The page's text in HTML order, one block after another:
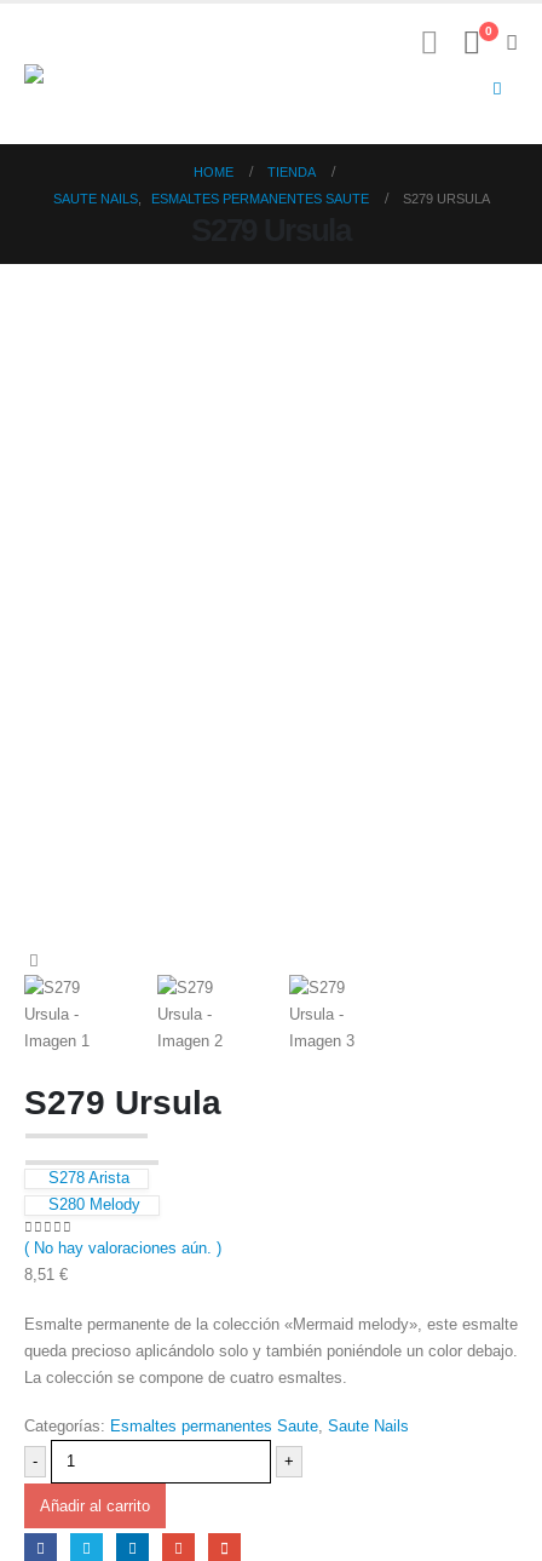
0
HOME
TIENDA
SAUTE NAILS, ESMALTES PERMANENTES SAUTE S279 URSULA
S279 Ursula
S278 Arista
S280 Melody
0 out of 5
( No hay valoraciones aún. )
8,51 €
Esmalte permanente de la colección «Mermaid melody», este esmalte
queda precioso aplicándolo solo y también poniéndole un color debajo.
La colección se compone de cuatro esmaltes.
Categorías: Esmaltes permanentes Saute, Saute Nails
-
+
Añadir al carrito